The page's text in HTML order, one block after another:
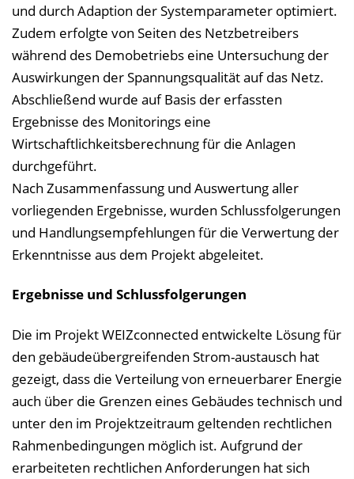
und durch Adaption der Systemparameter optimiert.
Zudem erfolgte von Seiten des Netzbetreibers
während des Demobetriebs eine Untersuchung der
Auswirkungen der Spannungsqualität auf das Netz.
Abschließend wurde auf Basis der erfassten
Ergebnisse des Monitorings eine
Wirtschaftlichkeitsberechnung für die Anlagen
durchgeführt.
Nach Zusammenfassung und Auswertung aller
vorliegenden Ergebnisse, wurden Schlussfolgerungen
und Handlungsempfehlungen für die Verwertung der
Erkenntnisse aus dem Projekt abgeleitet.
Ergebnisse und Schlussfolgerungen
Die im Projekt WEIZconnected entwickelte Lösung für
den gebäudeübergreifenden Strom-austausch hat
gezeigt, dass die Verteilung von erneuerbarer Energie
auch über die Grenzen eines Gebäudes technisch und
unter den im Projektzeitraum geltenden rechtlichen
Rahmenbedingungen möglich ist. Aufgrund der
erarbeiteten rechtlichen Anforderungen hat sich